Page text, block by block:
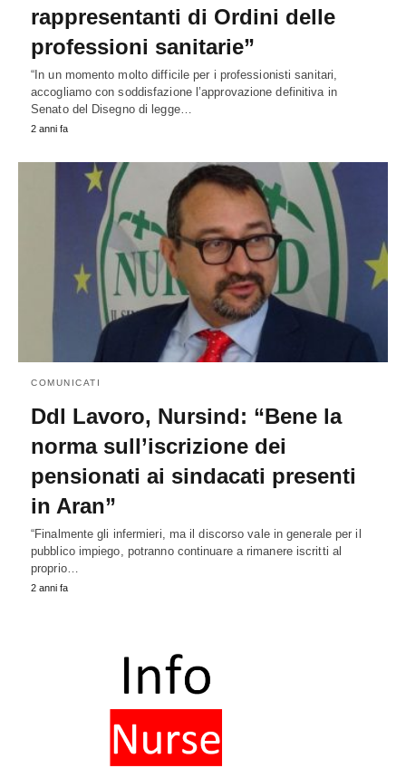
rappresentanti di Ordini delle
professioni sanitarie”
“In un momento molto difficile per i professionisti sanitari,
accogliamo con soddisfazione l’approvazione definitiva in
Senato del Disegno di legge…
2 anni fa
COMUNICATI
Ddl Lavoro, Nursind: “Bene la
norma sull’iscrizione dei
pensionati ai sindacati presenti
in Aran”
“Finalmente gli infermieri, ma il discorso vale in generale per il
pubblico impiego, potranno continuare a rimanere iscritti al
proprio…
2 anni fa